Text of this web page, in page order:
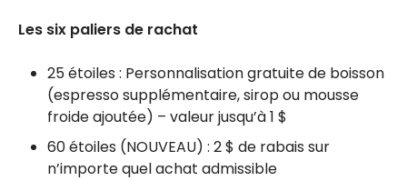
Les six paliers de rachat
25 étoiles : Personnalisation gratuite de boisson
(espresso supplémentaire, sirop ou mousse
froide ajoutée) – valeur jusqu’à 1 $
60 étoiles (NOUVEAU) : 2 $ de rabais sur
n’importe quel achat admissible